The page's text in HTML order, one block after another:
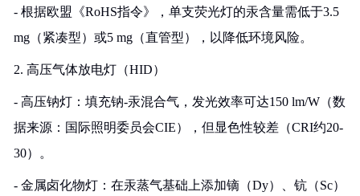
- 根据欧盟《RoHS指令》，单支荧光灯的汞含量需低于3.5
mg（紧凑型）或5 mg（直管型），以降低环境风险。
2. 高压气体放电灯（HID）
- 高压钠灯：填充钠-汞混合气，发光效率可达150 lm/W（数
据来源：国际照明委员会CIE），但显色性较差（CRI约20-
30）。
- 金属卤化物灯：在汞蒸气基础上添加镝（Dy）、钪（Sc）